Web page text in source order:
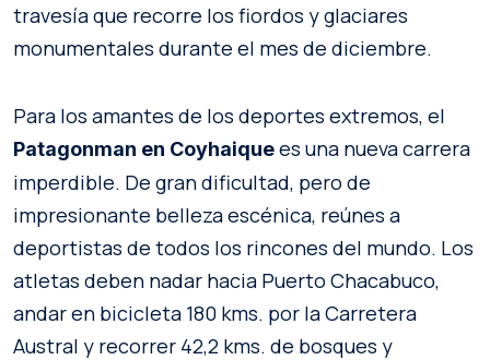
travesía que recorre los fiordos y glaciares
monumentales durante el mes de diciembre.
Para los amantes de los deportes extremos, el
Patagonman en Coyhaiquees una nueva carrera
imperdible. De gran dificultad, pero de
impresionante belleza escénica, reúnes a
deportistas de todos los rincones del mundo. Los
atletas deben nadar hacia Puerto Chacabuco,
andar en bicicleta 180 kms. por la Carretera
Austral y recorrer 42,2 kms. de bosques y